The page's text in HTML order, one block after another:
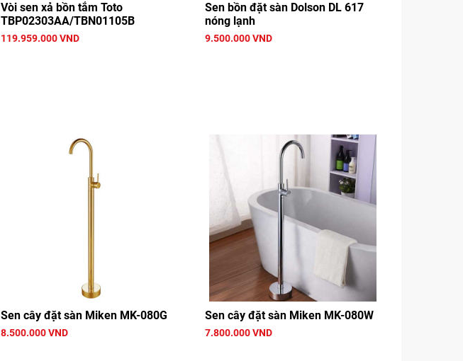
Vòi sen xả bồn tắm Toto
TBP02303AA/TBN01105B
119.959.000 VND
Sen bồn đặt sàn Dolson DL 617
nóng lạnh
9.500.000 VND
Sen cây đặt sàn Miken MK-080G
8.500.000 VND
Sen cây đặt sàn Miken MK-080W
7.800.000 VND